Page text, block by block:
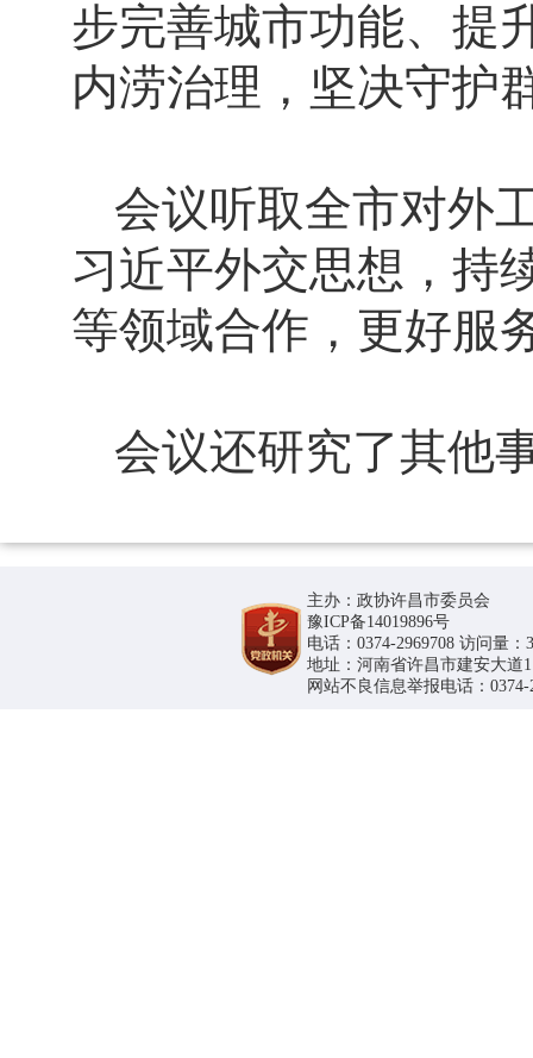
步完善城市功能、提
内涝治理，坚决守护
会议听取全市对外
习近平外交思想，持
等领域合作，更好服
会议还研究了其他
主办：政协许昌市委员会
豫ICP备14019896号
电话：0374-2969708 访问量：
地址：河南省许昌市建安大道
网站不良信息举报电话：